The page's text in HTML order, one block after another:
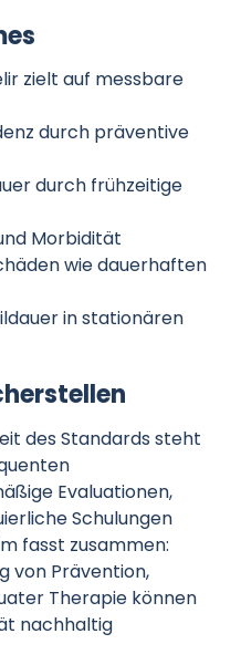
zielt auf messbare
durch präventive
durch frühzeitige
Morbidität
wie dauerhaften
in stationären
des Standards steht
Evaluationen,
Schulungen
fasst zusammen:
von Prävention,
Therapie können
nachhaltig